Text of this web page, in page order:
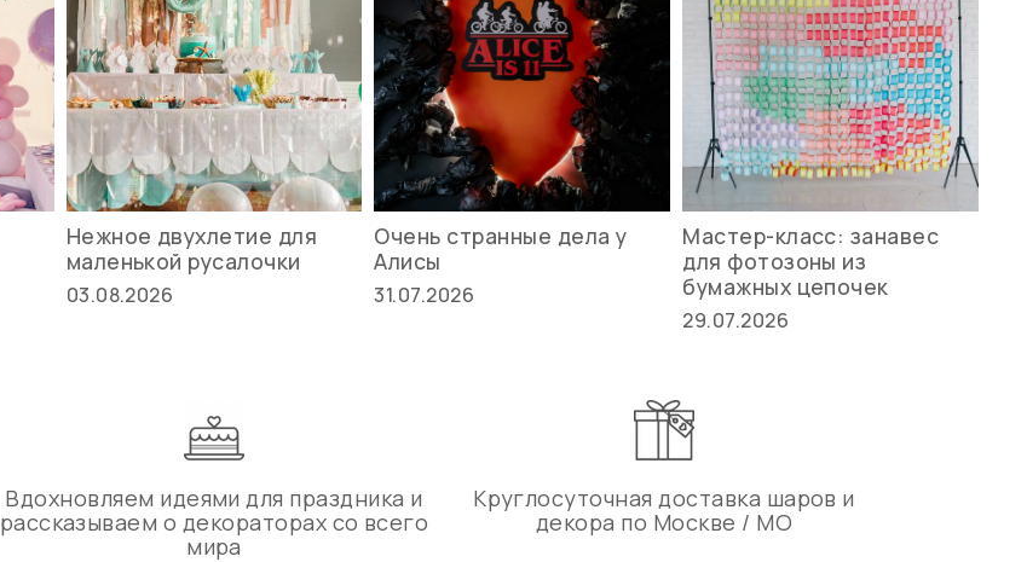
Нежное двухлетие для
маленькой русалочки
03.08.2026
Очень странные дела у
Алисы
31.07.2026
Мастер-класс: занавес
для фотозоны из
бумажных цепочек
29.07.2026
Вдохновляем идеями для праздника и
рассказываем о декораторах со всего
мира
Круглосуточная доставка шаров и
декора по Москве / МО